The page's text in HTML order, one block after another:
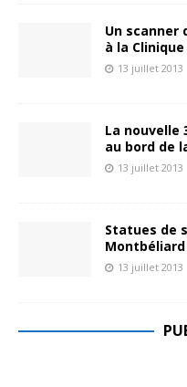
Un scanner
à la
13 juillet 2013
La nouvelle
au bord de
13 juillet 2013
Statues de
13 juillet 2013